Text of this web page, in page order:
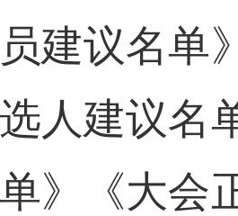
建议名单
人建议名
》《大会